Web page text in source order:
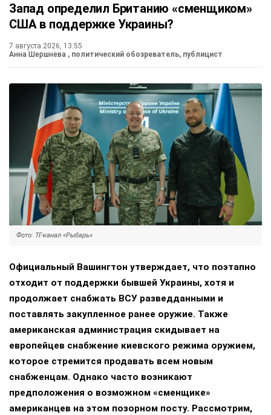
Запад определил Британию «сменщиком»
США в поддержке Украины?
7 августа 2026, 13:55
Анна Шершнева , политический обозреватель, публицист
Фото: ТГ-канал «Рыбарь»
Официальный Вашингтон утверждает, что поэтапно
отходит от поддержки бывшей Украины, хотя и
продолжает снабжать ВСУ разведданными и
поставлять закупленное ранее оружие. Также
американская администрация скидывает на
европейцев снабжение киевского режима оружием,
которое стремится продавать всем новым
снабженцам. Однако часто возникают
предположения о возможном «сменщике»
американцев на этом позорном посту. Рассмотрим,